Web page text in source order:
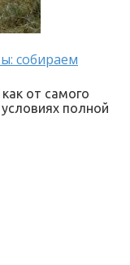
собираем
от самого
условиях полной